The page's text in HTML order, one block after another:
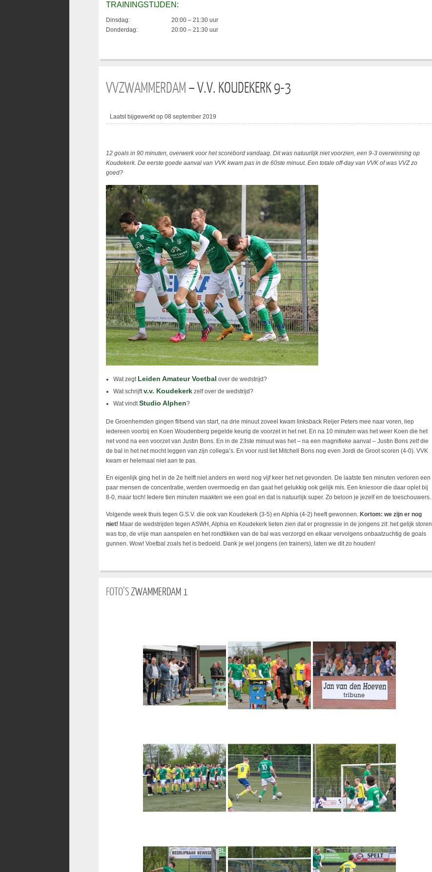
TRAININGSTIJDEN:
Dinsdag:
20:00 – 21:30 uur
Donderdag:
20:00 – 21:30 uur
VVZWAMMERDAM– V.V. KOUDEKERK 9-3
Laatst bijgewerkt op 08 september 2019
12 goals in 90 minuten, overwerk voor het scorebord vandaag. Dit was natuurlijk niet voorzien, een 9-3 overwinning op
Koudekerk. De eerste goede aanval van VVK kwam pas in de 60ste minuut. Een totale off-day van VVK of was VVZ zo
goed?
Wat zegt Leiden Amateur Voetbal over de wedstrijd?
Wat schrijftv.v. Koudekerk zelf over de wedstrijd?
Wat vindtStudio Alphen?
De Groenhemden gingen flitsend van start, na drie minuut zoveel kwam linksback Reijer Peters mee naar voren, liep
iedereen voorbij en Koen Woudenberg pegelde keurig de voorzet in het net. En na 10 minuten was het weer Koen die het
net vond na een voorzet van Justin Bons. En in de 23ste minuut was het – na een magnifieke aanval – Justin Bons zelf die
de bal in het net mocht leggen van zijn collega’s. En voor rust liet Mitchell Bons nog even Jordi de Groot scoren (4-0). VVK
kwam er helemaal niet aan te pas.
En eigenlijk ging het in de 2e helft niet anders en werd nog vijf keer het net gevonden. De laatste tien minuten verloren een
paar mensen de concentratie, werden overmoedig en dan gaat het gelukkig ook gelijk mis. Een kniesoor die daar oplet bij
8-0, maar toch! Iedere tien minuten maakten we een goal en dat is natuurlijk super. Zo beloon je jezelf en de toeschouwers.
Volgende week thuis tegen G.S.V. die ook van Koudekerk (3-5) en Alphia (4-2) heeft gewonnen. Kortom: we zijn er nog
niet! Maar de wedstrijden tegen ASWH, Alphia en Koudekerk lieten zien dat er progressie in de jongens zit: het gelijk storen
was top, de vrije man aanspelen en het rondtikken van de bal was verzorgd en elkaar vervolgens onbaatzuchtig de goals
gunnen. Wow! Voetbal zoals het is bedoeld. Dank je wel jongens (en trainers), laten we dit zo houden!
FOTO’SZWAMMERDAM 1